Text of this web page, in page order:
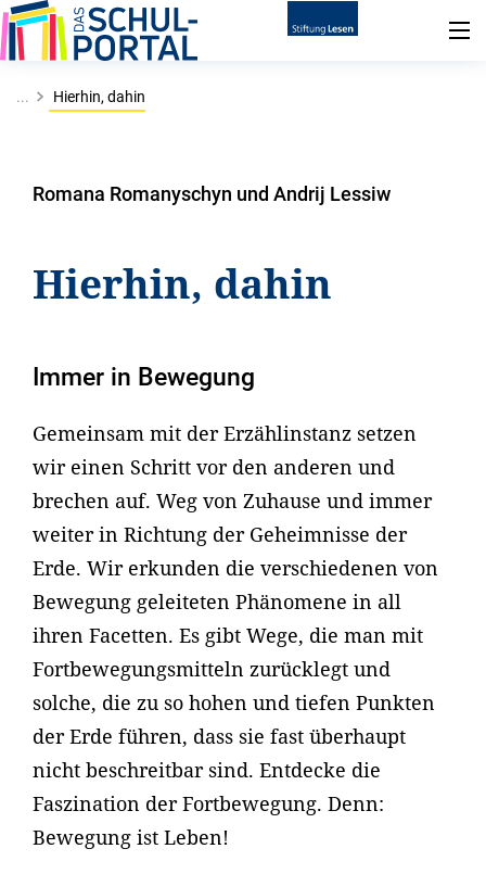
... Hierhin, dahin
Romana Romanyschyn und Andrij Lessiw
Hierhin, dahin
Immer in Bewegung
Gemeinsam mit der Erzählinstanz setzen
wir einen Schritt vor den anderen und
brechen auf. Weg von Zuhause und immer
weiter in Richtung der Geheimnisse der
Erde. Wir erkunden die verschiedenen von
Bewegung geleiteten Phänomene in all
ihren Facetten. Es gibt Wege, die man mit
Fortbewegungsmitteln zurücklegt und
solche, die zu so hohen und tiefen Punkten
der Erde führen, dass sie fast überhaupt
nicht beschreitbar sind. Entdecke die
Faszination der Fortbewegung. Denn:
Bewegung ist Leben!